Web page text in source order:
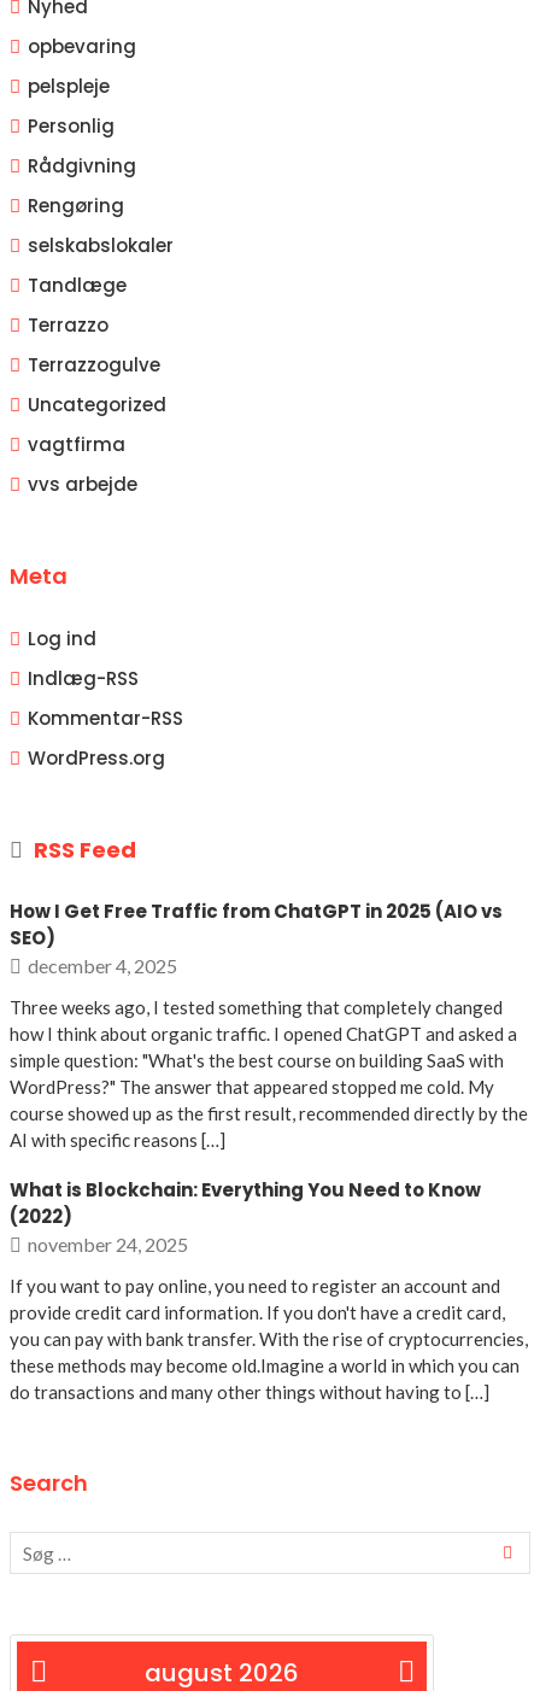
Nyhed
opbevaring
pelspleje
Personlig
Rådgivning
Rengøring
selskabslokaler
Tandlæge
Terrazzo
Terrazzogulve
Uncategorized
vagtfirma
vvs arbejde
Meta
Log ind
Indlæg-RSS
Kommentar-RSS
WordPress.org
RSS Feed
How I Get Free Traffic from ChatGPT in 2025 (AIO vs
SEO)
december 4, 2025
Three weeks ago, I tested something that completely changed
how I think about organic traffic. I opened ChatGPT and asked a
simple question: "What's the best course on building SaaS with
WordPress?" The answer that appeared stopped me cold. My
course showed up as the first result, recommended directly by the
AI with specific reasons […]
What is Blockchain: Everything You Need to Know
(2022)
november 24, 2025
If you want to pay online, you need to register an account and
provide credit card information. If you don't have a credit card,
you can pay with bank transfer. With the rise of cryptocurrencies,
these methods may become old.Imagine a world in which you can
do transactions and many other things without having to […]
Search
august 2026